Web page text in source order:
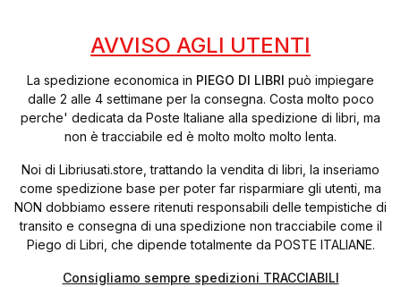
AVVISO AGLI UTENTI
La spedizione economica in PIEGO DI LIBRI può impiegare
dalle 2 alle 4 settimane per la consegna. Costa molto poco
perche' dedicata da Poste Italiane alla spedizione di libri, ma
non è tracciabile ed è molto molto molto lenta.
Noi di Libriusati.store, trattando la vendita di libri, la inseriamo
come spedizione base per poter far risparmiare gli utenti, ma
NON dobbiamo essere ritenuti responsabili delle tempistiche di
transito e consegna di una spedizione non tracciabile come il
Piego di Libri, che dipende totalmente da POSTE ITALIANE.
Consigliamo sempre spedizioni TRACCIABILI